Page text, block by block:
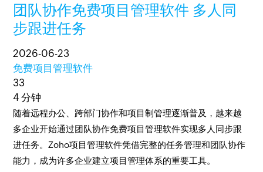
团队协作免费项目管理软件 多人同
步跟进任务
2026-06-23
免费项目管理软件
33
4 分钟
随着远程办公、跨部门协作和项目制管理逐渐普及，越来越
多企业开始通过团队协作免费项目管理软件实现多人同步跟
进任务。Zoho项目管理软件凭借完整的任务管理和团队协作
能力，成为许多企业建立项目管理体系的重要工具。